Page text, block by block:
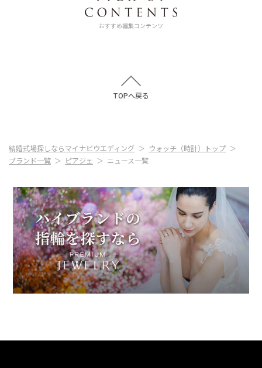
おすすめ編集コンテンツ
TOPへ戻る
結婚式場探しならマイナビウエディング
ウォッチ（時計）トップ
ブランド一覧
ピアジェ ニュース一覧